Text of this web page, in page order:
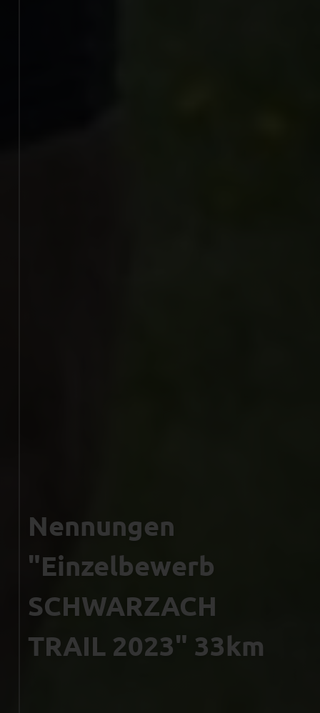
Nennungen
"Einzelbewerb
SCHWARZACH
TRAIL 2023" 33km